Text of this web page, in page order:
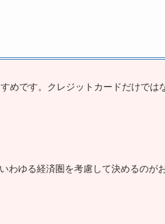
めです。クレジットカードだけでは
わゆる経済圏を考慮して決めるのが